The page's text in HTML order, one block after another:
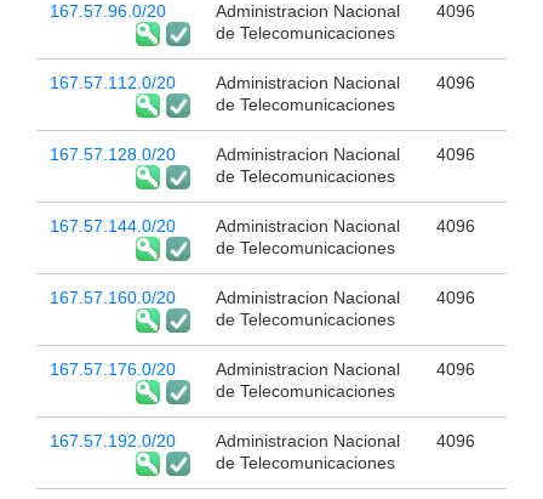
167.57.96.0/20
Administracion Nacional
de Telecomunicaciones
4096
167.57.112.0/20
Administracion Nacional
de Telecomunicaciones
4096
167.57.128.0/20
Administracion Nacional
de Telecomunicaciones
4096
167.57.144.0/20
Administracion Nacional
de Telecomunicaciones
4096
167.57.160.0/20
Administracion Nacional
de Telecomunicaciones
4096
167.57.176.0/20
Administracion Nacional
de Telecomunicaciones
4096
167.57.192.0/20
Administracion Nacional
de Telecomunicaciones
4096